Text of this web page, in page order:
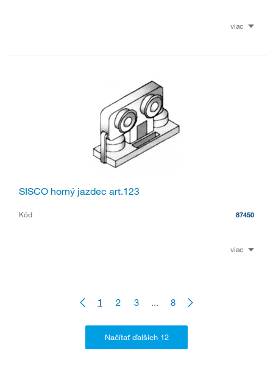
viac
SISCO horný jazdec art.123
Kód 87450
viac
1 2 3 ... 8